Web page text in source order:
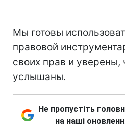
Мы готовы
правовой
своих прав и уверены,
услышаны.
Не пропустіть
на наші